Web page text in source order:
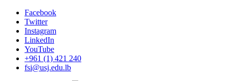
Facebook
Twitter
Instagram
LinkedIn
YouTube
+961 (1) 421 240
fsi@usj.edu.lb